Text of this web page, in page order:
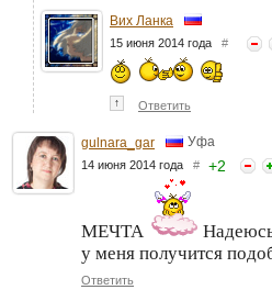
Вих Ланка
15 июня 2014 года #
↑ Ответить
gulnara_gar Уфа
14 июня 2014 года # +2
МЕЧТА
у меня получится
Ответить